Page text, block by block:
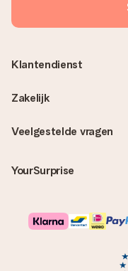
Veelgestelde vragen
YourSurprise
Klantendienst
Zakelijk